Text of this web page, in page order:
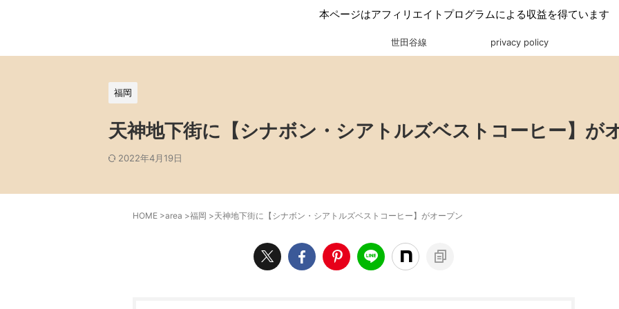
本ページはアフィリエイトプログラムによる収益を得ています
世田谷線 privacy policy
福岡
天神地下街に【シナボン・シアトルズベストコーヒー】が
2022年4月19日
HOME >area >福岡 >天神地下街に【シナボン・シアトルズベストコーヒー】がオープン